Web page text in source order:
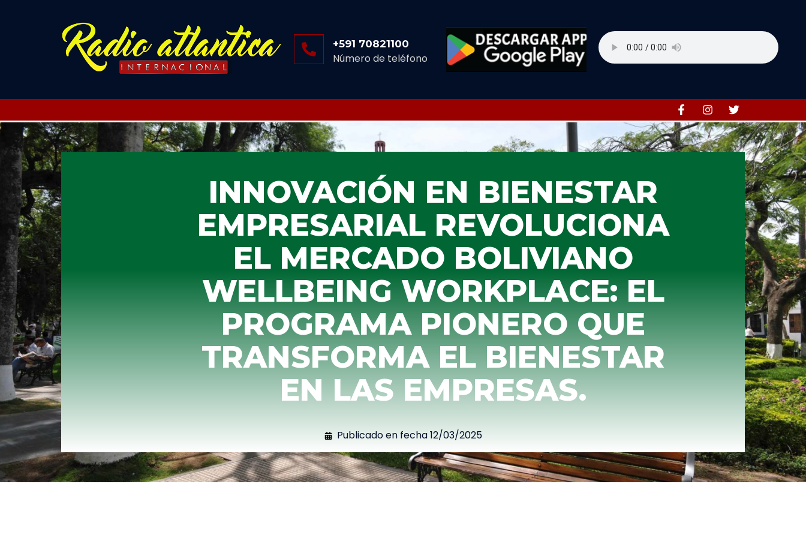
+591 70821100
Número de teléfono
INNOVACIÓN EN BIENESTAR
EMPRESARIAL REVOLUCIONA
EL MERCADO BOLIVIANO
WELLBEING WORKPLACE: EL
PROGRAMA PIONERO QUE
TRANSFORMA EL BIENESTAR
EN LAS EMPRESAS.
Publicado en fecha12/03/2025